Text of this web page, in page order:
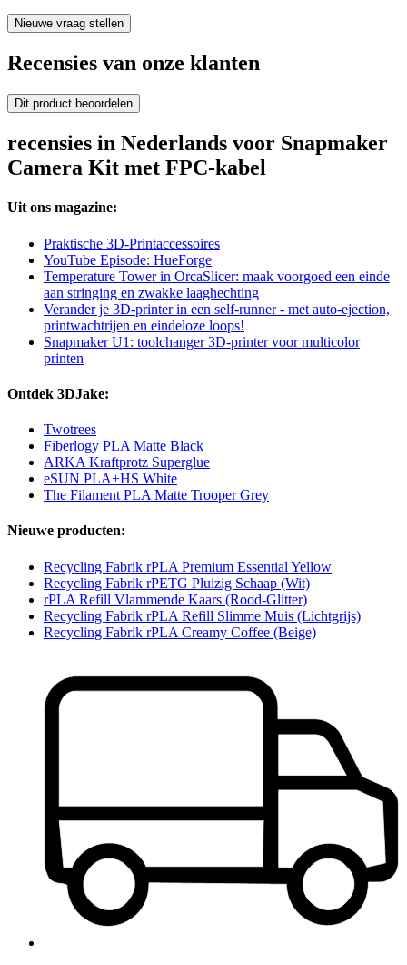
Nieuwe vraag stellen
Recensies van onze klanten
Dit product beoordelen
recensies in Nederlands voor Snapmaker
Camera Kit met FPC-kabel
Uit ons magazine:
Praktische 3D-Printaccessoires
YouTube Episode: HueForge
Temperature Tower in OrcaSlicer: maak voorgoed een einde
aan stringing en zwakke laaghechting
Verander je 3D-printer in een self-runner - met auto-ejection,
printwachtrijen en eindeloze loops!
Snapmaker U1: toolchanger 3D-printer voor multicolor
printen
Ontdek 3DJake:
Twotrees
Fiberlogy PLA Matte Black
ARKA Kraftprotz Superglue
eSUN PLA+HS White
The Filament PLA Matte Trooper Grey
Nieuwe producten:
Recycling Fabrik rPLA Premium Essential Yellow
Recycling Fabrik rPETG Pluizig Schaap (Wit)
rPLA Refill Vlammende Kaars (Rood-Glitter)
Recycling Fabrik rPLA Refill Slimme Muis (Lichtgrijs)
Recycling Fabrik rPLA Creamy Coffee (Beige)